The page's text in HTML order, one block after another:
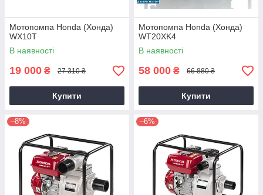
Мотопомпа Honda (Хонда)
WX10T
В наявності
19 000 ₴ 27 310 ₴
Купити
Мотопомпа Honda (Хонда)
WT20XK4
В наявності
58 000 ₴ 66 880 ₴
Купити
–8% –6%